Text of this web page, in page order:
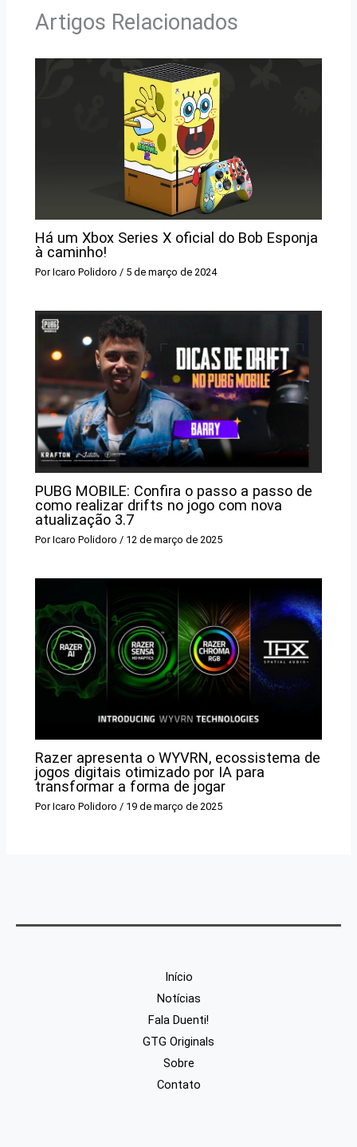
Artigos Relacionados
Há um Xbox Series X oficial do Bob Esponja
à caminho!
PorIcaro Polidoro / 5 de março de 2024
PUBG MOBILE: Confira o passo a passo de
como realizar drifts no jogo com nova
atualização 3.7
PorIcaro Polidoro / 12 de março de 2025
Razer apresenta o WYVRN, ecossistema de
jogos digitais otimizado por IA para
transformar a forma de jogar
PorIcaro Polidoro / 19 de março de 2025
Início
Notícias
Fala Duenti!
GTG Originals
Sobre
Contato